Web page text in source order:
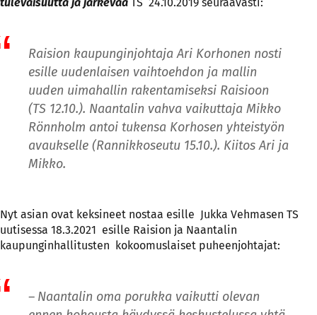
Raision kaupunginjohtaja Ari Korhonen nosti
esille uudenlaisen vaihtoehdon ja mallin
uuden uimahallin rakentamiseksi Raisioon
(TS 12.10.). Naantalin vahva vaikuttaja Mikko
Rönnholm antoi tukensa Korhosen yhteistyön
avaukselle (Rannikkoseutu 15.10.). Kiitos Ari ja
Mikko.
Nyt asian ovat keksineet nostaa esille Jukka Vehmasen TS
uutisessa 18.3.2021 esille Raision ja Naantalin
kaupunginhallitusten kokoomuslaiset puheenjohtajat:
– Naantalin oma porukka vaikutti olevan